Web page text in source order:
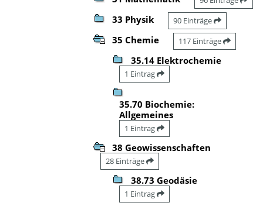
33 Physik 90 Einträge
35 Chemie 117 Einträge
35.14 Elektrochemie
1 Eintrag
35.70 Biochemie:
Allgemeines
1 Eintrag
38 Geowissenschaften
28 Einträge
38.73 Geodäsie
1 Eintrag